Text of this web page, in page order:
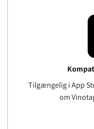
Tilgængelig i App
om